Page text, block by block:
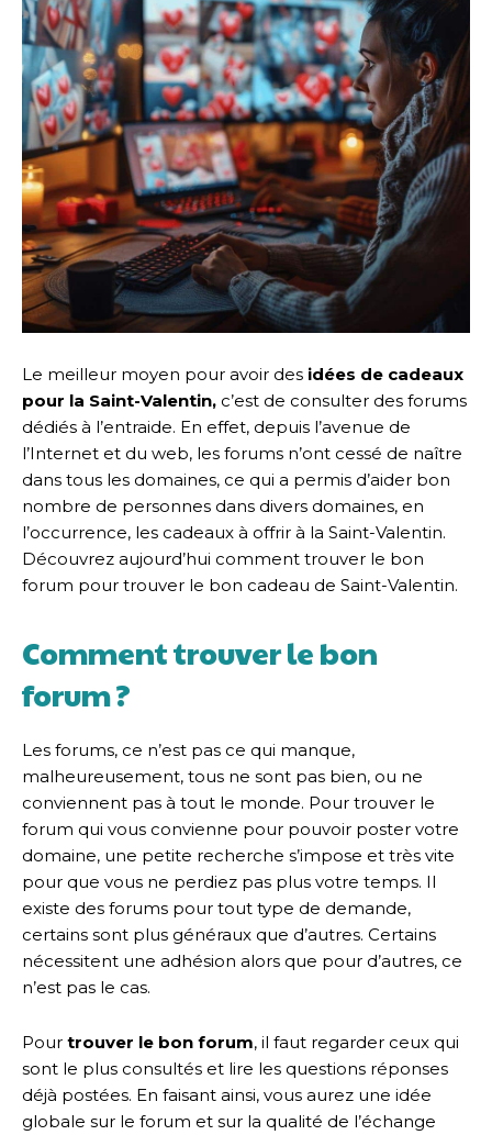
Le meilleur moyen pour avoir des idées de cadeaux
pour la Saint-Valentin, c’est de consulter des forums
dédiés à l’entraide. En effet, depuis l’avenue de
l’Internet et du web, les forums n’ont cessé de naître
dans tous les domaines, ce qui a permis d’aider bon
nombre de personnes dans divers domaines, en
l’occurrence, les cadeaux à offrir à la Saint-Valentin.
Découvrez aujourd’hui comment trouver le bon
forum pour trouver le bon cadeau de Saint-Valentin.
Comment trouver le bon
forum ?
Les forums, ce n’est pas ce qui manque,
malheureusement, tous ne sont pas bien, ou ne
conviennent pas à tout le monde. Pour trouver le
forum qui vous convienne pour pouvoir poster votre
domaine, une petite recherche s’impose et très vite
pour que vous ne perdiez pas plus votre temps. Il
existe des forums pour tout type de demande,
certains sont plus généraux que d’autres. Certains
nécessitent une adhésion alors que pour d’autres, ce
n’est pas le cas.
Pour trouver le bon forum, il faut regarder ceux qui
sont le plus consultés et lire les questions réponses
déjà postées. En faisant ainsi, vous aurez une idée
globale sur le forum et sur la qualité de l’échange